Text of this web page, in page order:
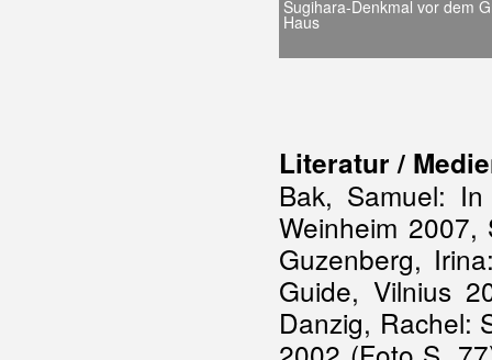
Sugihara-Denkmal vor dem
Haus
Literatur /
Bak, Samuel:
Weinheim
Guzenberg,
Guide, Vilnius
Danzig, Rachel: